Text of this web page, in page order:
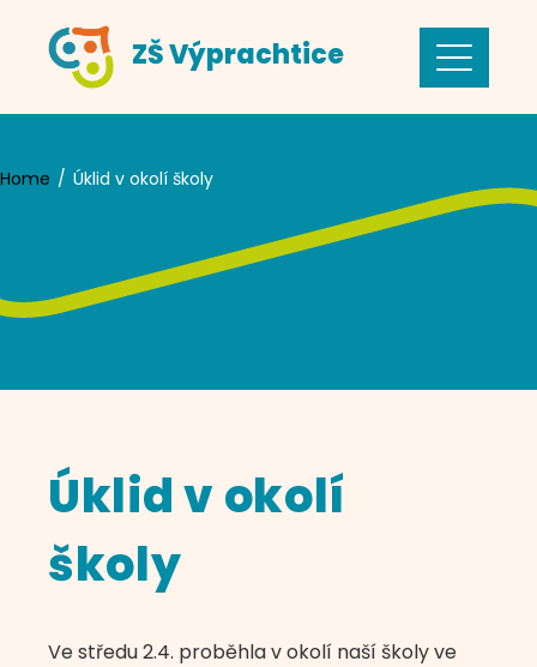
content
ZŠ Výprachtice
Home Úklid v okolí školy
Úklid v okolí
školy
Ve středu 2.4. proběhla v okolí naší školy ve